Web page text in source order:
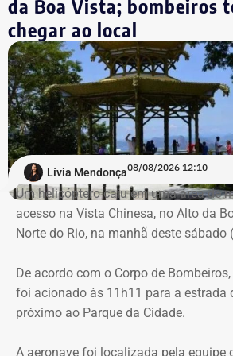
Trecho da argumentação da prefeitura de Búzios
de uma criança de 2 anos — Foto:
criança de 2 anos — Foto:
O pedido de Búzios à
localizados pela equipe do
Aéreas.
Há registro de fogo na região, e
em combate a incêndios florestais
mobilizados.
Para dar apoio às buscas do Corpo
ICMBio informou que um pequeno e
Estrada da Vista Chinesa, em frente
Vista Chinesa, foi interditado. A Vista
do Parque Nacional da Tijuca
da Boa Vista; bombeiros
chegar ao local
Lívia Mendonça08/08/2026 12:10
Um helicóptero caiu em uma área de
acesso na Vista Chinesa, no Alto da
Norte do Rio, na manhã deste sábado
De acordo com o Corpo de
foi acionado às 11h11 para a estrada
próximo ao Parque da Cidade.
A aeronave foi localizada pela equipe